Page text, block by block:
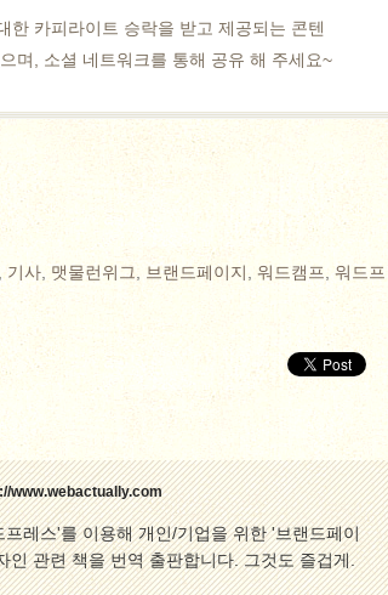
한 카피라이트 승락을 받고 제공되는 콘텐
며, 소셜 네트워크를 통해 공유 해 주세요~
기사 맷물런위그 브랜드페이지 워드캠프
워드프
www.webactually.com
레스'를 이용해 개인/기업을 위한 '브랜드페이
인 관련 책을 번역 출판합니다. 그것도 즐겁게.